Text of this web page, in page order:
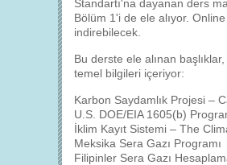
Standartı'na dayanan ders
Bölüm 1'i de ele alıyor.
indirebilecek.
Bu derste ele alınan
temel bilgileri içeriyor:
Karbon Saydamlık Projesi –
U.S. DOE/EIA 1605(b)
İklim Kayıt Sistemi – The
Meksika Sera Gazı Programı
Filipinler Sera Gazı